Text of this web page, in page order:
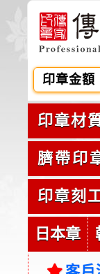
印章金額
印章材
臍帶印
印章刻
日本章